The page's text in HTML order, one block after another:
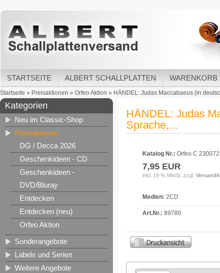
STARTSEITE ALBERT SCHALLPLATTEN WARENKORB
Startseite » Preisaktionen » Orfeo Aktion » HÄNDEL: Judas Maccabaeus (in
Kategorien
Neu im Classic-Shop
Preisaktionen
DG / Decca 2026
Geschenkideen - CD
Geschenkideen -
DVD/Bluray
Entdecken
Entdecken (neu)
Orfeo Aktion
Sonderangebote
Labels und Serien
Weitere Angebote
HÄNDEL: Judas
Sprache,...
Katalog Nr.: Orfeo C 230072
7,95 EUR
inkl. 19 % MwSt. zzgl.
Medien: 2CD
Art.Nr.: 89780